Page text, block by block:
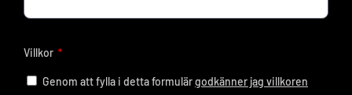
Villkor
Genom att fylla i detta formulärgodkänner jag villkoren